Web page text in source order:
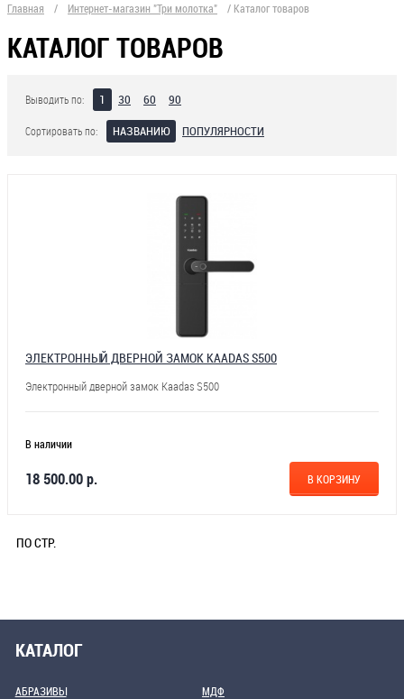
Главная / Интернет-магазин "Три молотка" / Каталог товаров
КАТАЛОГ ТОВАРОВ
Выводить по: 1 30 60 90
Сортировать по: НАЗВАНИЮ ПОПУЛЯРНОСТИ
ЭЛЕКТРОННЫЙ ДВЕРНОЙ ЗАМОК KAADAS S500
Электронный дверной замок Kaadas S500
В наличии
18 500.00 р. В КОРЗИНУ
ПО СТР.
КАТАЛОГ
АБРАЗИВЫ
МДФ